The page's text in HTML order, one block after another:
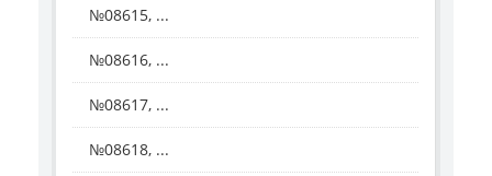
№08615, ...
№08616, ...
№08617, ...
№08618, ...